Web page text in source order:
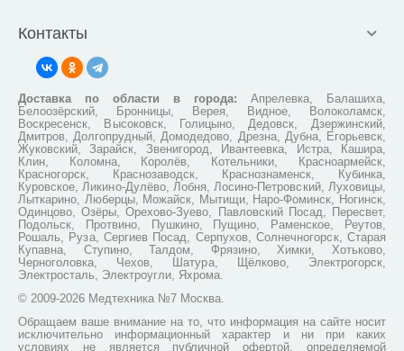
Контакты
Доставка по области в города: Апрелевка, Балашиха,
Белоозёрский, Бронницы, Верея, Видное, Волоколамск,
Воскресенск, Высоковск, Голицыно, Дедовск, Дзержинский,
Дмитров, Долгопрудный, Домодедово, Дрезна, Дубна, Егорьевск,
Жуковский, Зарайск, Звенигород, Ивантеевка, Истра, Кашира,
Клин, Коломна, Королёв, Котельники, Красноармейск,
Красногорск, Краснозаводск, Краснознаменск, Кубинка,
Куровское, Ликино-Дулёво, Лобня, Лосино-Петровский, Луховицы,
Лыткарино, Люберцы, Можайск, Мытищи, Наро-Фоминск, Ногинск,
Одинцово, Озёры, Орехово-Зуево, Павловский Посад, Пересвет,
Подольск, Протвино, Пушкино, Пущино, Раменское, Реутов,
Рошаль, Руза, Сергиев Посад, Серпухов, Солнечногорск, Старая
Купавна, Ступино, Талдом, Фрязино, Химки, Хотьково,
Черноголовка, Чехов, Шатура, Щёлково, Электрогорск,
Электросталь, Электроугли, Яхрома.
© 2009-2026 Медтехника №7 Москва.
Обращаем ваше внимание на то, что информация на сайте носит
исключительно информационный характер и ни при каких
условиях не является публичной офертой, определяемой